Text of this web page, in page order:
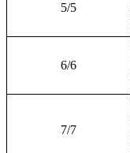
5/5
6/6
7/7